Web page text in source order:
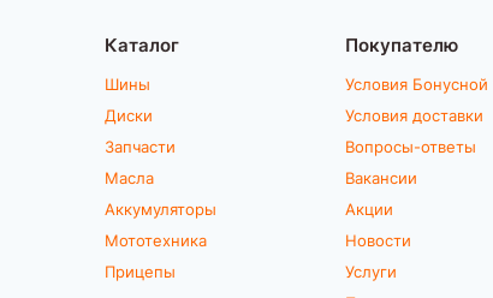
Каталог
Шины
Диски
Запчасти
Масла
Аккумуляторы
Мототехника
Прицепы
Покупателю
Условия Бонусной
Условия доставки
Вопросы-ответы
Вакансии
Акции
Новости
Услуги